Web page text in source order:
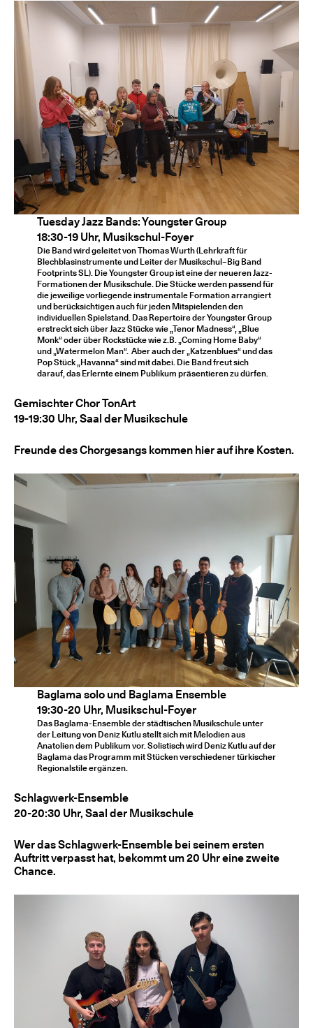
Tuesday Jazz Bands: Youngster Group
18:30-19 Uhr, Musikschul-Foyer
Die Band wird geleitet von Thomas Wurth (Lehrkraft für
Blechblasinstrumente und Leiter der Musikschul–Big Band
Footprints SL). Die Youngster Group ist eine der neueren Jazz-
Formationen der Musikschule. Die Stücke werden passend für
die jeweilige vorliegende instrumentale Formation arrangiert
und berücksichtigen auch für jeden Mitspielenden den
individuellen Spielstand. Das Repertoire der Youngster Group
erstreckt sich über Jazz Stücke wie „Tenor Madness“, „Blue
Monk“ oder über Rockstücke wie z.B. „Coming Home Baby“
und „Watermelon Man“. Aber auch der „Katzenblues“ und das
Pop Stück „Havanna“ sind mit dabei. Die Band freut sich
darauf, das Erlernte einem Publikum präsentieren zu dürfen.
Gemischter Chor TonArt
19-19:30 Uhr, Saal der Musikschule
Freunde des Chorgesangs kommen hier auf ihre Kosten.
Baglama solo und Baglama Ensemble
19:30-20 Uhr, Musikschul-Foyer
Das Baglama-Ensemble der städtischen Musikschule unter
der Leitung von Deniz Kutlu stellt sich mit Melodien aus
Anatolien dem Publikum vor. Solistisch wird Deniz Kutlu auf der
Baglama das Programm mit Stücken verschiedener türkischer
Regionalstile ergänzen.
Schlagwerk-Ensemble
20-20:30 Uhr, Saal der Musikschule
Wer das Schlagwerk-Ensemble bei seinem ersten
Auftritt verpasst hat, bekommt um 20 Uhr eine zweite
Chance.